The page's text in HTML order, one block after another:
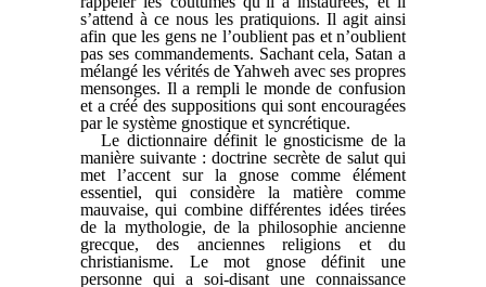
s’attend à ce nous les pratiquions. Il agit ainsi
afin que les gens ne l’oublient pas et n’oublient
pas ses commandements. Sachant cela, Satan a
mélangé les vérités de Yahweh avec ses propres
mensonges. Il a rempli le monde de confusion
et a créé des suppositions qui sont encouragées
par le système gnostique et syncrétique.
Le dictionnaire définit le gnosticisme de la
manière suivante : doctrine secrète de salut qui
met l’accent sur la gnose comme élément
essentiel, qui considère la matière comme
mauvaise, qui combine différentes idées tirées
de la mythologie, de la philosophie ancienne
grecque, des anciennes religions et du
christianisme. Le mot gnose définit une
personne qui a soi-disant une connaissance